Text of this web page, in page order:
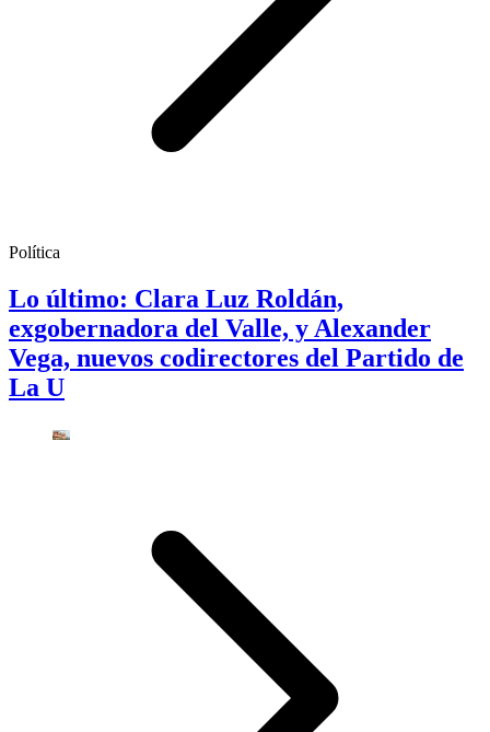
Política
Lo último: Clara Luz Roldán,
exgobernadora del Valle, y Alexander
Vega, nuevos codirectores del Partido de
La U